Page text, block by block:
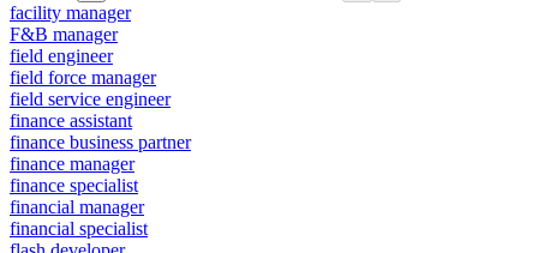
facility manager
F&B manager
field engineer
field force manager
field service engineer
finance assistant
finance business partner
finance manager
finance specialist
financial manager
financial specialist